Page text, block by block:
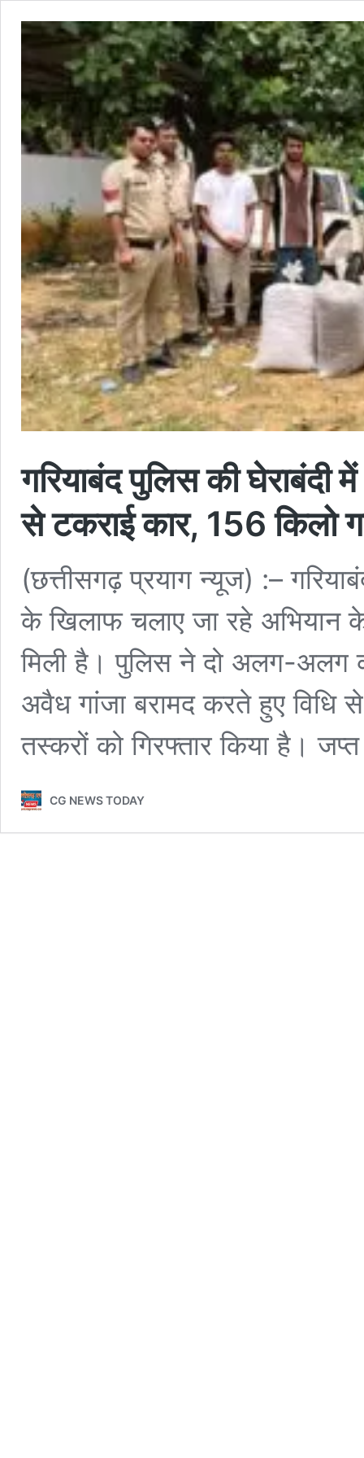
गरियाबंद पुलिस की
से टकराई कार, 156 किलो
(छत्तीसगढ़ प्रयाग न्यूज) :–
के खिलाफ चलाए जा रहे अभियान
मिली है। पुलिस ने दो अलग-अलग
अवैध गांजा बरामद करते हुए विधि
तस्करों को गिरफ्तार किया है।
CG NEWS TODAY